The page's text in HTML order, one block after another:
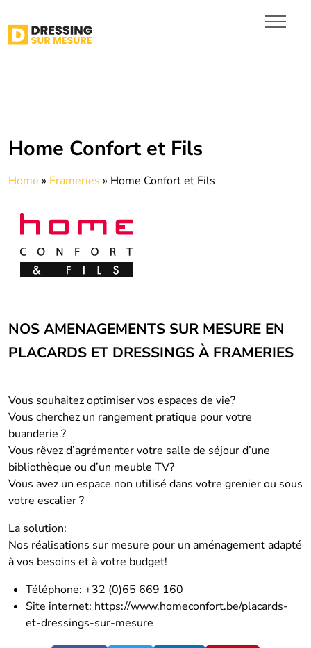
Home Confort et Fils
Home » Frameries » Home Confort et Fils
NOS AMENAGEMENTS SUR MESURE EN
PLACARDS ET DRESSINGS À FRAMERIES
Vous souhaitez optimiser vos espaces de vie?
Vous cherchez un rangement pratique pour votre
buanderie ?
Vous rêvez d’agrémenter votre salle de séjour d’une
bibliothèque ou d’un meuble TV?
Vous avez un espace non utilisé dans votre grenier ou sous
votre escalier ?
La solution:
Nos réalisations sur mesure pour un aménagement adapté
à vos besoins et à votre budget!
Téléphone: +32 (0)65 669 160
Site internet: https://www.homeconfort.be/placards-
et-dressings-sur-mesure
DEVIS